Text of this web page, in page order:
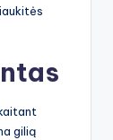
gilią